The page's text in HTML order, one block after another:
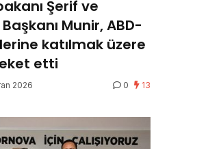
Şerif ve
Munir, ABD-
katılmak üzere
etti
2026 0 13